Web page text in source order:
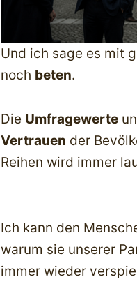
Und ich sage es mit
noch beten.
Die Umfragewerte
Vertrauen der
Reihen wird immer
Ich kann den
warum sie unserer
immer wieder